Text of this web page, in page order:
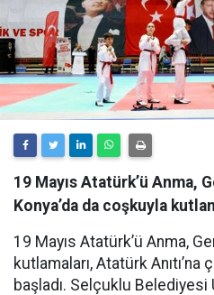
19 Mayıs Atatürk’ü Anma,
Konya’da da coşkuyla
19 Mayıs Atatürk’ü Anma,
kutlamaları, Atatürk
başladı. Selçuklu Belediyesi